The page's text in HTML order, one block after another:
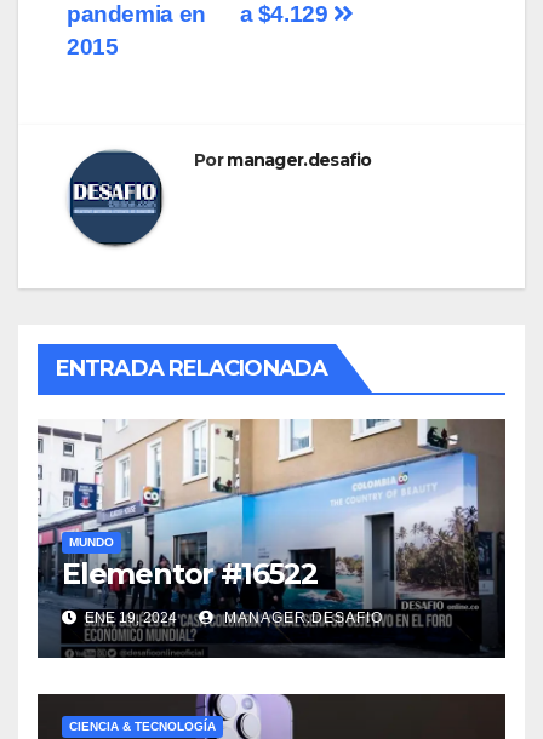
entradas
a $4.129
pandemia en
2015
Pormanager.desafio
ENTRADA RELACIONADA
MUNDO
Elementor #16522
ENE 19, 2024 MANAGER.DESAFIO
CIENCIA & TECNOLOGÍA